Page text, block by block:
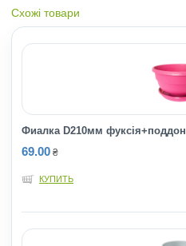
Схожі товари
Фиалка D210мм фуксія+поддон
69.00 ₴
КУПИТЬ